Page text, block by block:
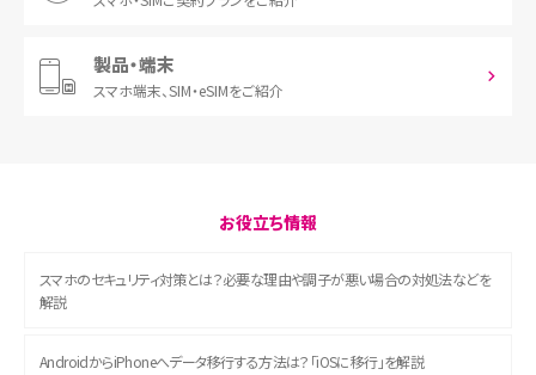
製品・端末
スマホ端末、SIM・eSIMをご紹介
お役立ち情報
スマホのセキュリティ対策とは？必要な理由や調子が悪い場合の対処法などを
解説
AndroidからiPhoneへデータ移行する方法は？「iOSに移行」を解説